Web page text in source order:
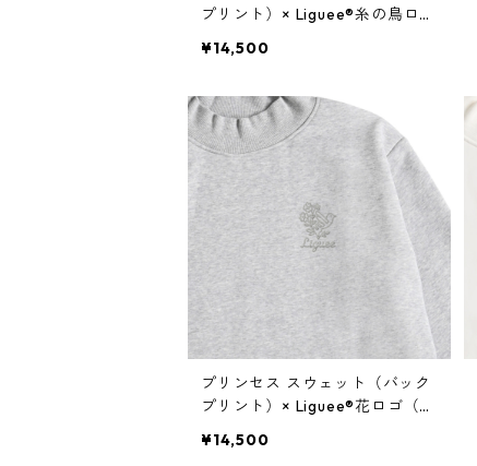
プリント）× Liguee®️糸の鳥ロゴ
¥14,500
プリンセス スウェット（バック
プリント）× Liguee®️花ロゴ（刺
¥14,500